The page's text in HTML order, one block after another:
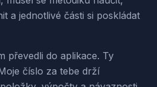
a jednotlivé části si poskládat
převedli do aplikace. Ty
číslo za tebe drží